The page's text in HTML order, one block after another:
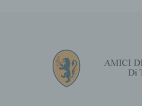
trattamento siano
dell'Unione o dalla
membri, il
criteri specifici per la